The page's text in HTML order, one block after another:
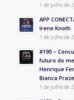
1 de julho de
APP
Irene Knoth
1 de julho de
#190 –
futuro do
Henrique
Bianca
1 de julho de